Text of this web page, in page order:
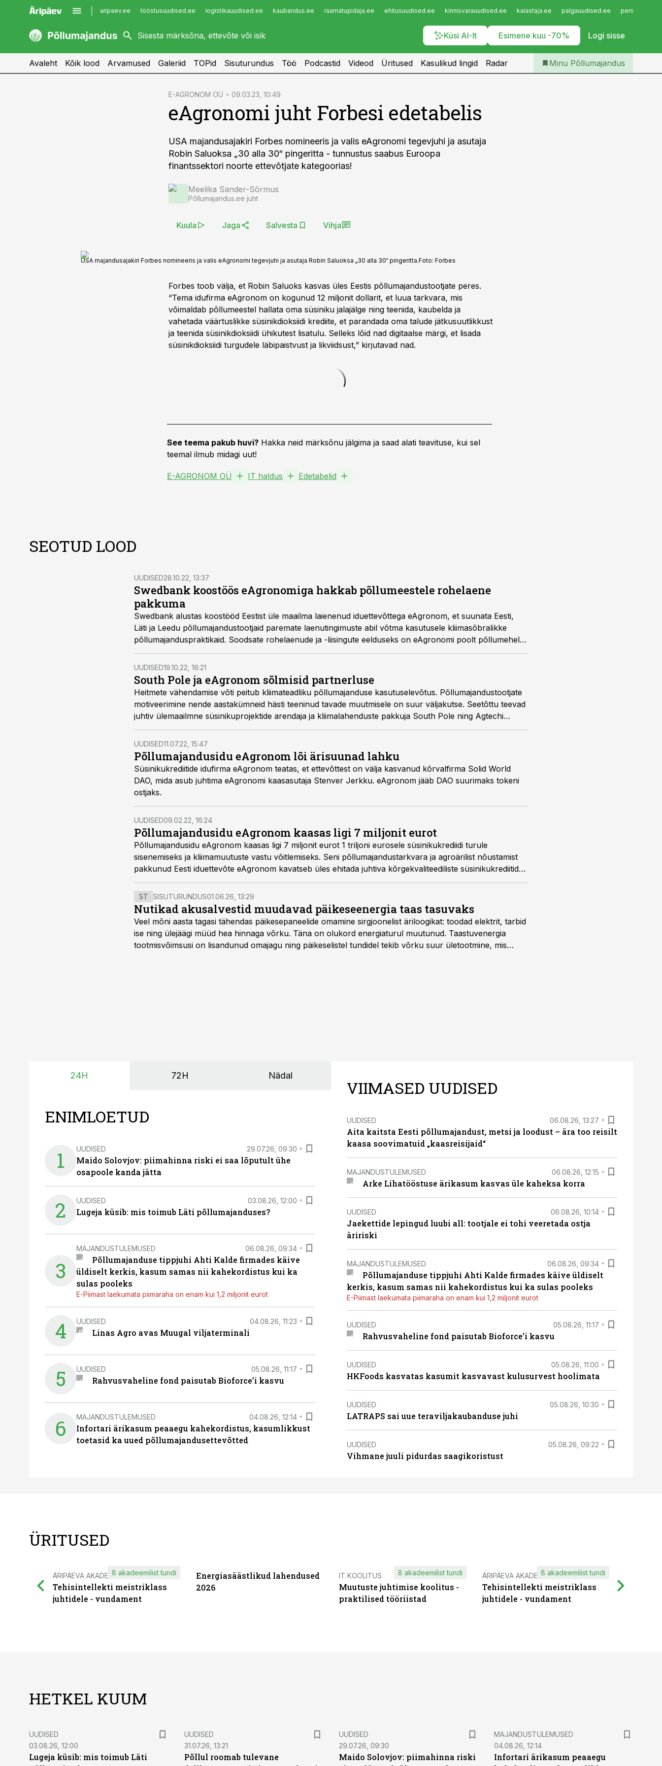
aripaev.ee tööstusuudised.ee logistikauudised.ee kaubandus.ee raamatupidaja.ee ehitusuudised.ee kinnisvarauudised.ee kalastaja.ee palgauudised.ee
Küsi AI-lt Esimene kuu -70% Logi sisse
kaubandus.ee
kinnisvarauudised.ee
imelineajalugu.ee
Infopank
Iseteenindus
Telli Põllumajandus
Avaleht Kõik lood Arvamused Galeriid TOPid Sisuturundus Töö Podcastid Videod Üritused Kasulikud lingid Radar Minu Põllumajandus
E-AGRONOM OÜ 09.03.23, 10:49
eAgronomi juht Forbesi edetabelis
USA majandusajakiri Forbes nomineeris ja valis eAgronomi tegevjuhi ja asutaja
Robin Saluoksa „30 alla 30“ pingeritta - tunnustus saabus Euroopa
finantssektori noorte ettevõtjate kategoorias!
Meelika Sander-Sõrmus
Põllumajandus.ee juht
Kuula Jaga Salvesta Vihja
USA majandusajakiri Forbes nomineeris ja valis eAgronomi tegevjuhi ja asutaja Robin Saluoksa „30 alla 30“ pingeritta.Foto: Forbes
Forbes toob välja, et Robin Saluoks kasvas üles Eestis põllumajandustootjate peres.
“Tema idufirma eAgronom on kogunud 12 miljonit dollarit, et luua tarkvara, mis
võimaldab põllumeestel hallata oma süsiniku jalajälge ning teenida, kaubelda ja
vahetada väärtuslikke süsinikdioksiidi krediite, et parandada oma talude jätkusuutlikkust
ja teenida süsinikdioksiidi ühikutest lisatulu. Selleks lõid nad digitaalse märgi, et lisada
süsinikdioksiidi turgudele läbipaistvust ja likviidsust,” kirjutavad nad.
See teema pakub huvi? Hakka neid märksõnu jälgima ja saad alati teavituse, kui sel
teemal ilmub midagi uut!
E-AGRONOM OÜ IT haldus Edetabelid
SEOTUD LOOD
UUDISED28.10.22, 13:37
Swedbank koostöös eAgronomiga hakkab põllumeestele rohelaene
pakkuma
Swedbank alustas koostööd Eestist üle maailma laienenud iduettevõttega eAgronom, et suunata Eesti,
Läti ja Leedu põllumajandustootjaid paremate laenutingimuste abil võtma kasutusele kliimasõbralikke
põllumajanduspraktikaid. Soodsate rohelaenude ja -liisingute eelduseks on eAgronomi poolt põllumehele
väljastatav sertifikaat, mis tõestab jätkusuutlike põllumajandusvõtete järgimist.
UUDISED19.10.22, 16:21
South Pole ja eAgronom sõlmisid partnerluse
Heitmete vähendamise võti peitub kliimateadliku põllumajanduse kasutuselevõtus. Põllumajandustootjate
motiveerimine nende aastakümneid hästi teeninud tavade muutmisele on suur väljakutse. Seetõttu teevad
juhtiv ülemaailmne süsinikuprojektide arendaja ja kliimalahenduste pakkuja South Pole ning Agtechi
ettevõte eAgronom koostööd, et kiirendada kliimateadliku põllumajanduse kasutuselevõttu Euroopas,
Aafrikas ja mujal.
UUDISED11.07.22, 15:47
Põllumajandusidu eAgronom lõi ärisuunad lahku
Süsinikukrediitide idufirma eAgronom teatas, et ettevõttest on välja kasvanud kõrvalfirma Solid World
DAO, mida asub juhtima eAgronomi kaasasutaja Stenver Jerkku. eAgronom jääb DAO suurimaks tokeni
ostjaks.
UUDISED09.02.22, 16:24
Põllumajandusidu eAgronom kaasas ligi 7 miljonit eurot
Põllumajandusidu eAgronom kaasas ligi 7 miljonit eurot 1 triljoni eurosele süsinikukrediidi turule
sisenemiseks ja kliimamuutuste vastu võitlemiseks. Seni põllumajandustarkvara ja agroärilist nõustamist
pakkunud Eesti iduettevõte eAgronom kavatseb üles ehitada juhtiva kõrgekvaliteediliste süsinikukrediitide
platvormi.
ST SISUTURUNDUS01.06.26, 13:29
Nutikad akusalvestid muudavad päikeseenergia taas tasuvaks
Veel mõni aasta tagasi tähendas päikesepaneelide omamine sirgjoonelist äriloogikat: toodad elektrit, tarbid
ise ning ülejäägi müüd hea hinnaga võrku. Täna on olukord energiaturul muutunud. Taastuvenergia
tootmisvõimsusi on lisandunud omajagu ning päikeselistel tundidel tekib võrku suur ületootmine, mis
24H 72H Nädal
ENIMLOETUD
1 UUDISED 29.07.26, 09:30
Maido Solovjov: piimahinna riski ei saa lõputult ühe
osapoole kanda jätta
2 UUDISED 03.08.26, 12:00
Lugeja küsib: mis toimub Läti põllumajanduses?
3
MAJANDUSTULEMUSED 06.08.26, 09:34
Põllumajanduse tippjuhi Ahti Kalde firmades käive
üldiselt kerkis, kasum samas nii kahekordistus kui ka
sulas pooleks
E-Piimast laekumata piimaraha on enam kui 1,2 miljonit eurot
4 UUDISED 04.08.26, 11:23
Linas Agro avas Muugal viljaterminali
5 UUDISED 05.08.26, 11:17
Rahvusvaheline fond paisutab Bioforce’i kasvu
6 MAJANDUSTULEMUSED 04.08.26, 12:14
Infortari ärikasum peaaegu kahekordistus, kasumlikkust
toetasid ka uued põllumajandusettevõtted
VIIMASED UUDISED
UUDISED 06.08.26, 13:27
Aita kaitsta Eesti põllumajandust, metsi ja loodust – ära too reisilt
kaasa soovimatuid „kaasreisijaid“
MAJANDUSTULEMUSED 06.08.26, 12:15
Arke Lihatööstuse ärikasum kasvas üle kaheksa korra
UUDISED 06.08.26, 10:14
Jaekettide lepingud luubi all: tootjale ei tohi veeretada ostja
äririski
MAJANDUSTULEMUSED 06.08.26, 09:34
Põllumajanduse tippjuhi Ahti Kalde firmades käive üldiselt
kerkis, kasum samas nii kahekordistus kui ka sulas pooleks
E-Piimast laekumata piimaraha on enam kui 1,2 miljonit eurot
UUDISED 05.08.26, 11:17
Rahvusvaheline fond paisutab Bioforce’i kasvu
UUDISED 05.08.26, 11:00
HKFoods kasvatas kasumit kasvavast kulusurvest hoolimata
UUDISED 05.08.26, 10:30
LATRAPS sai uue teraviljakaubanduse juhi
UUDISED 05.08.26, 09:22
Vihmane juuli pidurdas saagikoristust
ÜRITUSED
ÄRIPÄEVA AKADEEMIA
Tehisintellekti meistriklass
juhtidele - vundament
8 akadeemilist tundi
Energiasäästlikud lahendused
2026
IT KOOLITUS
Muutuste juhtimise koolitus -
praktilised tööriistad
8 akadeemilist tundi ÄRIPÄEVA AKADEEMIA
Tehisintellekti meistriklass
juhtidele - vundament
8 akadeemilist tundi
HETKEL KUUM
UUDISED
03.08.26, 12:00
Lugeja küsib: mis toimub Läti
UUDISED
31.07.26, 13:21
Põllul roomab tulevane
UUDISED
29.07.26, 09:30
Maido Solovjov: piimahinna riski
MAJANDUSTULEMUSED
04.08.26, 12:14
Infortari ärikasum peaaegu